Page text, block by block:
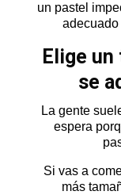
un pastel
adecuado
Elige
se
La gente
espera
Si vas a
más